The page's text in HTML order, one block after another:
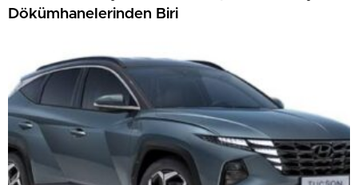
Dökümhanelerinden Biri